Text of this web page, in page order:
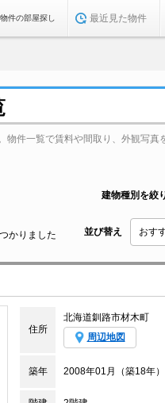
件の部屋探し 最近見た物件
件一覧で賃料や間取り、外観写真
建物種別を絞
かりました 並び替え
住所
北海道釧路市材木町
周辺地図
築年
2008年01月（築18年）